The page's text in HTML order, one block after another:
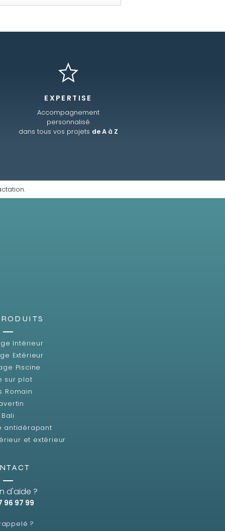
EXPERTISE
Accompagnement
personnalisé
dans tous vos projets de A à Z
Intérieur
Extérieur
Piscine
sur plot
Romain
Bali
antidérapant
et extérieur
d'aide ?
96 97 99
?